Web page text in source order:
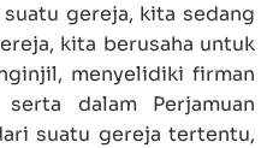
gereja, kita sedang
kita berusaha untuk
menyelidiki firman
dalam Perjamuan
suatu gereja tertentu,